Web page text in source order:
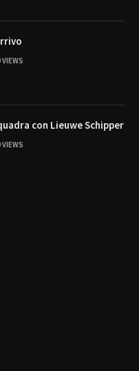
VIEWS
con Lieuwe Schipper
VIEWS